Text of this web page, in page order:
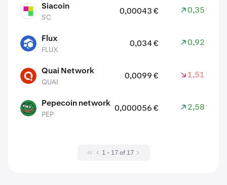
SC Siacoin
SC
0,00043 € 0,35 %
FLUX Flux
FLUX
0,034 € 0,92 %
QUAI Quai Network
QUAI
0,0099 € 1,51 %
PEP Pepecoin network
PEP
0,000056 € 2,58 %
1 - 17 of 17